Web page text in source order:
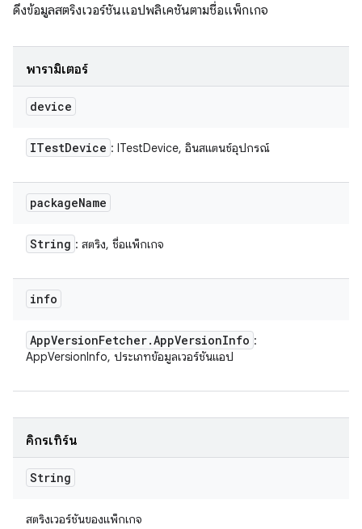
ดึงข้อมูลสตริงเวอร์ชันแอปพลิเคชันตามชื่อแพ็กเกจ
พารามิเตอร์
device
ITestDevice : ITestDevice, อินสแตนซ์อุปกรณ์
packageName
String : สตริง, ชื่อแพ็กเกจ
info
AppVersionFetcher.AppVersionInfo :
AppVersionInfo, ประเภทข้อมูลเวอร์ชันแอป
คิกรีเทิร์น
String
สตริงเวอร์ชันของแพ็กเกจ